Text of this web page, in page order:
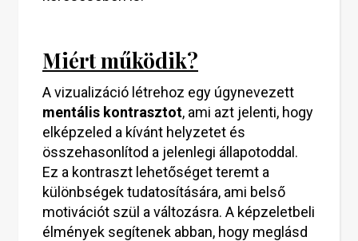
Miért működik?
A vizualizáció létrehoz egy úgynevezett
mentális kontrasztot, ami azt jelenti, hogy
elképzeled a kívánt helyzetet és
összehasonlítod a jelenlegi állapotoddal.
Ez a kontraszt lehetőséget teremt a
különbségek tudatosítására, ami belső
motivációt szül a változásra. A képzeletbeli
élmények segítenek abban, hogy meglásd